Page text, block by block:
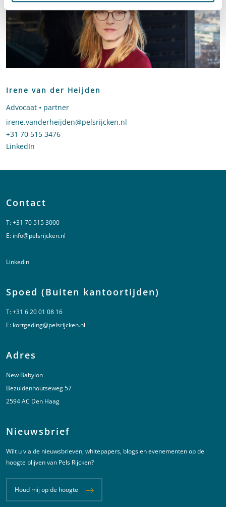
Irene van der Heijden
Advocaat • partner
Stuur een e-mail naar Irene van der Heijden
irene.vanderheijden@pelsrijcken.nl
Bel naar Irene van der Heijden
+31 70 515 3476
LinkedIn
Contact
T:+31 70 515 3000
E: info@pelsrijcken.nl
Linkedin
Spoed (Buiten kantoortijden)
T:+31 6 20 01 08 16
E: kortgeding@pelsrijcken.nl
Adres
New Babylon
Bezuidenhoutseweg 57
2594 AC Den Haag
Nieuwsbrief
Wilt u via de nieuwsbrieven, whitepapers, blogs en evenementen op de
hoogte blijven van Pels Rijcken?
Houd mij op de hoogte